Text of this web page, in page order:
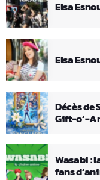
Elsa
Elsa
Décès
Gift-o’-
Wasabi :
fans